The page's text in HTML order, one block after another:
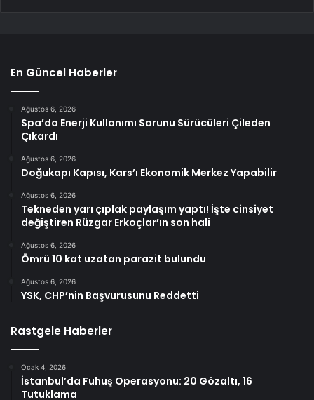
En Güncel Haberler
Ağustos 6, 2026
Spa’da Enerji Kullanımı Sorunu Sürücüleri Çileden
Çıkardı
Ağustos 6, 2026
Doğukapı Kapısı, Kars’ı Ekonomik Merkez Yapabilir
Ağustos 6, 2026
Tekneden yarı çıplak paylaşım yaptı! İşte cinsiyet
değiştiren Rüzgar Erkoçlar’ın son hali
Ağustos 6, 2026
Ömrü 10 kat uzatan parazit bulundu
Ağustos 6, 2026
YSK, CHP’nin Başvurusunu Reddetti
Rastgele Haberler
Ocak 4, 2026
İstanbul’da Fuhuş Operasyonu: 20 Gözaltı, 16
Tutuklama